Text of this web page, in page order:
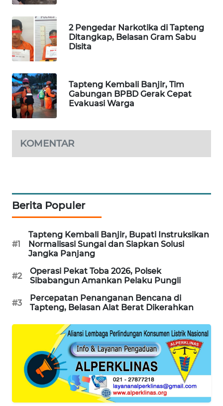
2 Pengedar Narkotika di Tapteng
Ditangkap, Belasan Gram Sabu
Disita
Tapteng Kembali Banjir, Tim
Gabungan BPBD Gerak Cepat
Evakuasi Warga
KOMENTAR
Berita Populer
#1
Tapteng Kembali Banjir, Bupati Instruksikan
Normalisasi Sungai dan Siapkan Solusi
Jangka Panjang
#2
Operasi Pekat Toba 2026, Polsek
Sibabangun Amankan Pelaku Pungli
#3
Percepatan Penanganan Bencana di
Tapteng, Belasan Alat Berat Dikerahkan
METRO
SIANTAR
NEWS
MEDAN
NEWS
METRO
KARING
NEWS
JURNAL
MARITIM
HUMBANG
NEWS
GARONGGANG
ID
ENERGI